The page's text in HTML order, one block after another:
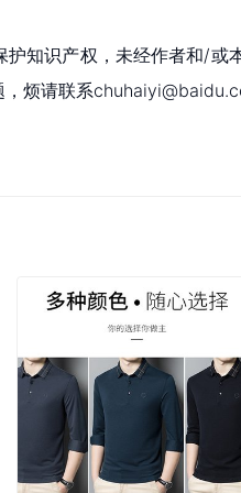
知识产权，未经作者和/或
烦请联系